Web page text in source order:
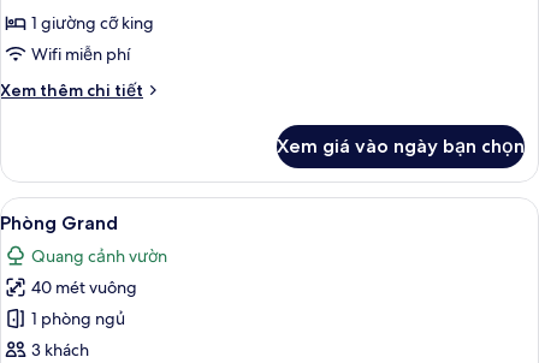
Superior,
1
cỡ
1 giường cỡ king
Wifi miễn phí
Xem thêm chi tiết
Chi
Phòng
đôi
Superior,
giường
cỡ
king
Xem giá vào ngày bạn chọn
Xem
tất
cả
ảnh
Phòng
Grand
Phòng Grand | Minibar với thức ăn,
8
Phòng Grand
Quang cảnh vườn
40 mét vuông
1 phòng ngủ
3 khách